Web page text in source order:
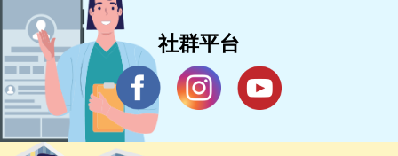
社群平台